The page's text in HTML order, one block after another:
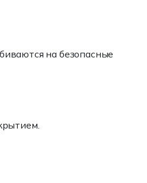
на безопасные